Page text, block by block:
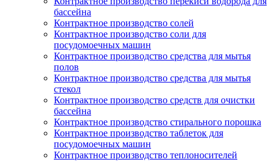
бассейна
Контрактное производство солей
Контрактное производство соли для
посудомоечных машин
Контрактное производство средства для мытья
полов
Контрактное производство средства для мытья
стекол
Контрактное производство средств для очистки
бассейна
Контрактное производство стирального порошка
Контрактное производство таблеток для
посудомоечных машин
Контрактное производство теплоносителей